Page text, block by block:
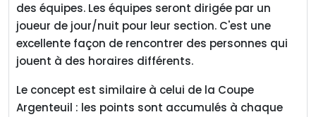
des équipes. Les équipes seront dirigée par un
joueur de jour/nuit pour leur section. C'est une
excellente façon de rencontrer des personnes qui
jouent à des horaires différents.
Le concept est similaire à celui de la Coupe
Argenteuil : les points sont accumulés à chaque